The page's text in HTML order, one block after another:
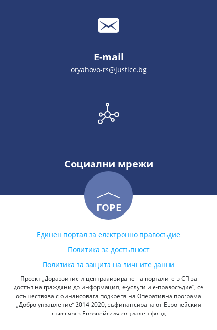
E-mail
oryahovo-rs@justice.bg
Социални мрежи
ГОРЕ
Единен портал за електронно правосъдие
Политика за достъпност
Политика за защита на личните данни
Проект „Доразвитие и централизиране на порталите в СП за
достъп на граждани до информация, е-услуги и е-правосъдие“, се
осъществява с финансовата подкрепа на Оперативна програма
„Добро управление“ 2014-2020, съфинансирана от Европейския
съюз чрез Европейския социален фонд